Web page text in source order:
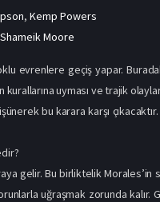
,Kemp Powers
Shameik Moore
evrenlere geçiş yapar.
uyması ve trajik
bu karara karşı
gelir. Bu birliktelik Morales’in
uğraşmak zorunda